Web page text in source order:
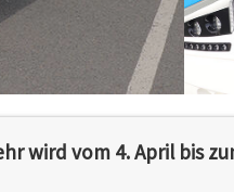
wird vom 4. April bis